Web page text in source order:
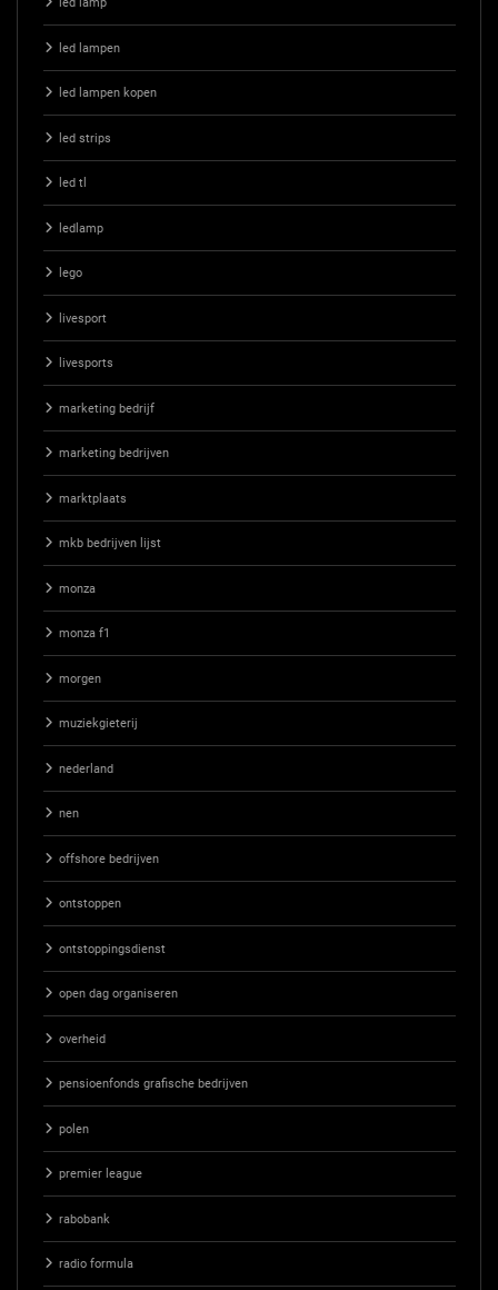
led lamp
led lampen
led lampen kopen
led strips
led tl
ledlamp
lego
livesport
livesports
marketing bedrijf
marketing bedrijven
marktplaats
mkb bedrijven lijst
monza
monza f1
morgen
muziekgieterij
nederland
nen
offshore bedrijven
ontstoppen
ontstoppingsdienst
open dag organiseren
overheid
pensioenfonds grafische bedrijven
polen
premier league
rabobank
radio formula